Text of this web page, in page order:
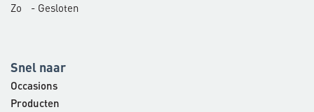
Zo
- Gesloten
Snel naar
Occasions
Producten